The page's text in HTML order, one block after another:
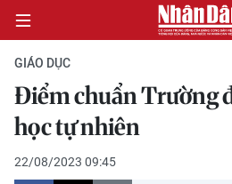
CHÍNH TRỊ
KINH TẾ
GIÁO DỤC
Điểm chuẩn Trường
học tự nhiên
22/08/2023 09:45